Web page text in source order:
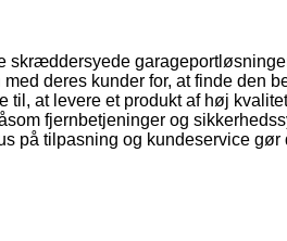
skræddersyede
deres kunder for, at finde den
til, at levere et produkt af høj
fjernbetjeninger og
på tilpasning og kundeservice gør